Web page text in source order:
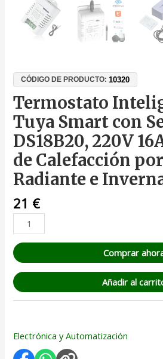
CÓDIGO DE PRODUCTO:10320
Termostato
Tuya Smart con
DS18B20, 220V
de Calefacción
Radiante e
21 €
Comprar
Añadir al
Electrónica y Automatización